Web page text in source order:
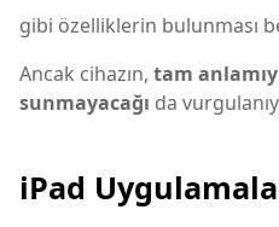
gibi özelliklerin bulunması
Ancak cihazın, tam
sunmayacağı da
iPad